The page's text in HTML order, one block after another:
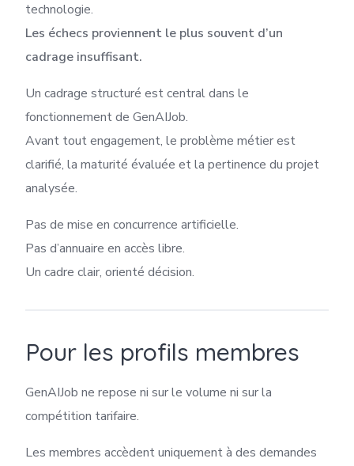
technologie.
Les échecs proviennent le plus souvent d’un
cadrage insuffisant.
Un cadrage structuré est central dans le
fonctionnement de GenAIJob.
Avant tout engagement, le problème métier est
clarifié, la maturité évaluée et la pertinence du projet
analysée.
Pas de mise en concurrence artificielle.
Pas d’annuaire en accès libre.
Un cadre clair, orienté décision.
Pour les profils membres
GenAIJob ne repose ni sur le volume ni sur la
compétition tarifaire.
Les membres accèdent uniquement à des demandes